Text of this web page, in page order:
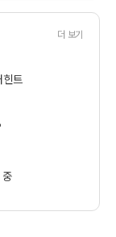
힌트
더 보기
중